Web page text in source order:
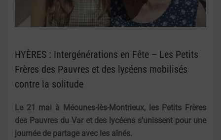
HYÈRES : Intergénérations en Fête – Les Petits
Frères des Pauvres et des lycéens mobilisés
contre la solitude
Le 21 mai à Méounes-lès-Montrieux, les Petits Frères
des Pauvres du Var et des lycéens s’unissent pour une
journée de partage avec les aînés.